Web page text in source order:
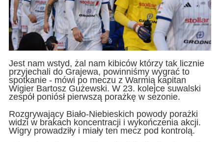
Jest nam wstyd, żal nam kibiców którzy tak licznie
przyjechali do Grajewa, powinniśmy wygrać to
spotkanie - mówi po meczu z Warmią kapitan
Wigier Bartosz Gużewski. W 23. kolejce suwalski
zespół poniósł pierwszą porażkę w sezonie.
Rozgrywający Biało-Niebieskich powody porażki
widzi w brakach koncentracji i wykończenia akcji.
Wigry prowadziły i miały ten mecz pod kontrolą.